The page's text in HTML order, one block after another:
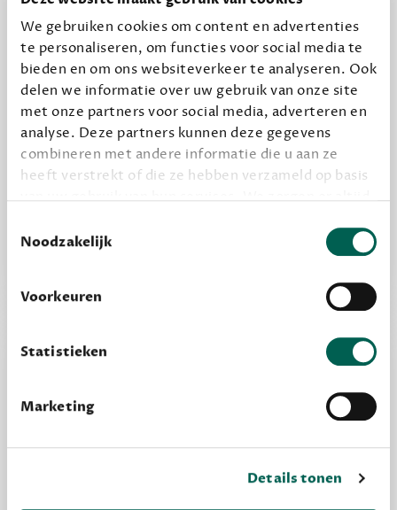
We gebruiken cookies om content en advertenties
te personaliseren, om functies voor social media te
bieden en om ons websiteverkeer te analyseren. Ook
delen we informatie over uw gebruik van onze site
met onze partners voor social media, adverteren en
analyse. Deze partners kunnen deze gegevens
combineren met andere informatie die u aan ze
heeft verstrekt of die ze hebben verzameld op basis
grondslag gebeurt, en er niet onnodig data van je
wordt verwerkt. Gevoelige persoonsgegevens delen
Noodzakelijk
Voorkeuren
Statistieken
Marketing
Details tonen
12,50 per maand, incl. verzending
Geef cadeau
Alles van Dewey Free
Word een bovengemiddelde lezer met 6 boeken
kijken of het zou bevallen (maar dit hoeft niet)